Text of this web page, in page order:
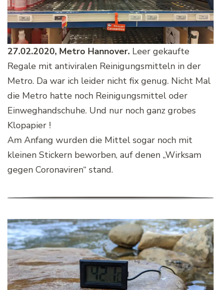
27.02.2020, Metro Hannover. Leer gekaufte
Regale mit antiviralen Reinigungsmitteln in der
Metro. Da war ich leider nicht fix genug. Nicht Mal
die Metro hatte noch Reinigungsmittel oder
Einweghandschuhe. Und nur noch ganz grobes
Klopapier !
Am Anfang wurden die Mittel sogar noch mit
kleinen Stickern beworben, auf denen „Wirksam
gegen Coronaviren“ stand.